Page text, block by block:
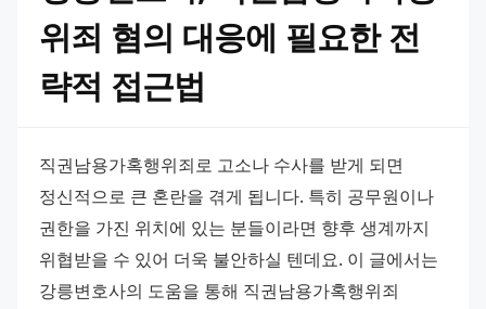
위죄 혐의 대응에 필요한 전
략적 접근법
직권남용가혹행위죄로 고소나 수사를 받게 되면
정신적으로 큰 혼란을 겪게 됩니다. 특히 공무원이나
권한을 가진 위치에 있는 분들이라면 향후 생계까지
위협받을 수 있어 더욱 불안하실 텐데요. 이 글에서는
강릉변호사의 도움을 통해 직권남용가혹행위죄